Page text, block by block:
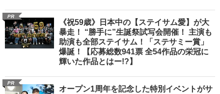
PR
《祝59歳》日本中の【ステイサム愛】が大
暴走！ “勝手に”生誕祭試写会開催！ 主演も
助演も全部ステイサム！「ステサミー賞」
爆誕！【応募総数941票 全54作品の栄冠に
輝いた作品とはー!?】
PR
オープン1周年を記念した特別イベントがサ